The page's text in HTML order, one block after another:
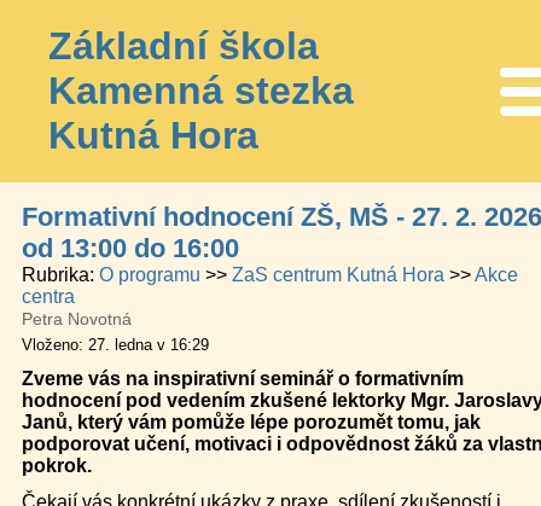
Základní škola
Kamenná stezka
Kutná Hora
Formativní hodnocení ZŠ, MŠ - 27. 2. 2026
od 13:00 do 16:00
Rubrika O programu ZaS centrum Kutná Hora
Akce
centra
Petra Novotná
Vloženo: 27. ledna v 16:29
Zveme vás na inspirativní seminář o formativním
hodnocení pod vedením zkušené lektorky Mgr.
Janů, který vám pomůže lépe porozumět tomu, jak
podporovat učení, motivaci i odpovědnost žáků za
pokrok.
Čekají vás konkrétní ukázky z praxe, sdílení zkušeností i